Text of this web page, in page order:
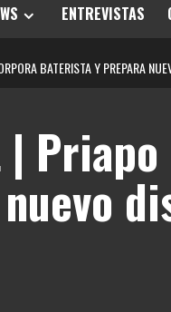
ENTREVISTAS
BATERISTA Y PREPARA
|